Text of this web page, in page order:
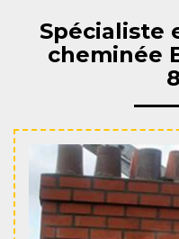
Spécialiste
cheminée